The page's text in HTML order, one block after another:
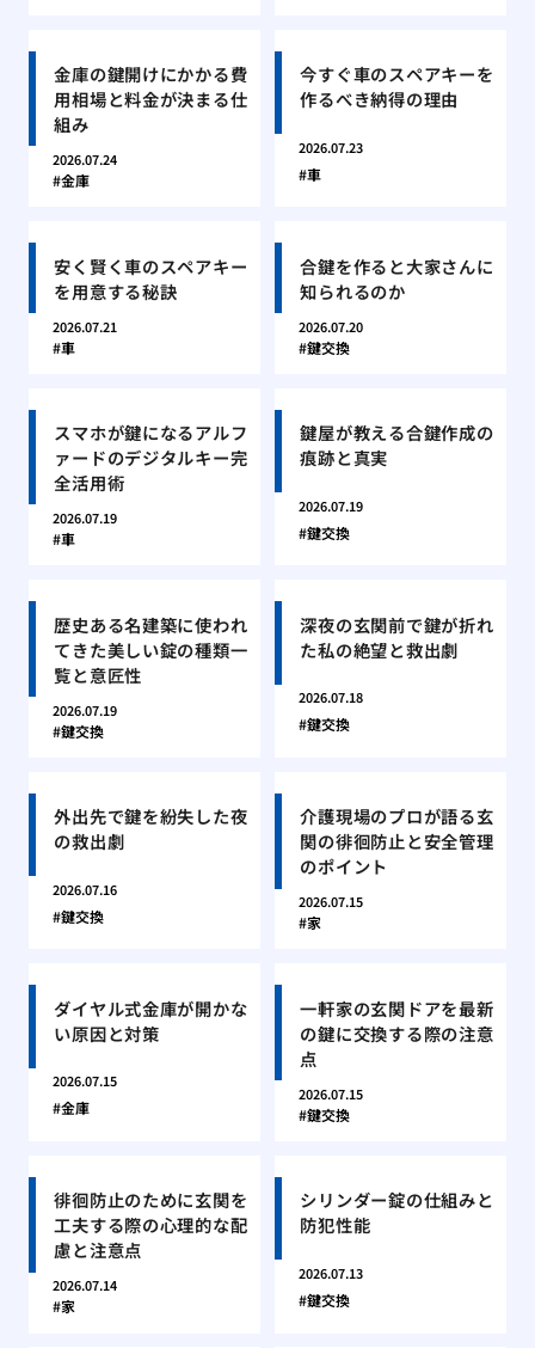
金庫の鍵開けにかかる費
用相場と料金が決まる仕
組み
2026.07.24
金庫
今すぐ車のスペアキーを
作るべき納得の理由
2026.07.23
車
安く賢く車のスペアキー
を用意する秘訣
2026.07.21
車
合鍵を作ると大家さんに
知られるのか
2026.07.20
鍵交換
スマホが鍵になるアルフ
ァードのデジタルキー完
全活用術
2026.07.19
車
鍵屋が教える合鍵作成の
痕跡と真実
2026.07.19
鍵交換
歴史ある名建築に使われ
てきた美しい錠の種類一
覧と意匠性
2026.07.19
鍵交換
深夜の玄関前で鍵が折れ
た私の絶望と救出劇
2026.07.18
鍵交換
外出先で鍵を紛失した夜
の救出劇
2026.07.16
鍵交換
介護現場のプロが語る玄
関の徘徊防止と安全管理
のポイント
2026.07.15
家
ダイヤル式金庫が開かな
い原因と対策
2026.07.15
金庫
一軒家の玄関ドアを最新
の鍵に交換する際の注意
点
2026.07.15
鍵交換
徘徊防止のために玄関を
工夫する際の心理的な配
慮と注意点
2026.07.14
家
シリンダー錠の仕組みと
防犯性能
2026.07.13
鍵交換